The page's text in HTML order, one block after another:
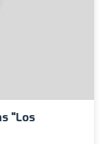
"Los